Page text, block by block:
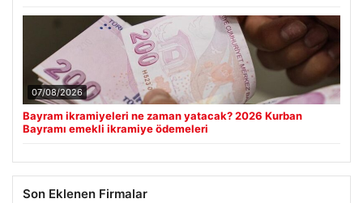
07/08/2026
Bayram ikramiyeleri ne zaman yatacak? 2026 Kurban
Bayramı emekli ikramiye ödemeleri
Son Eklenen Firmalar